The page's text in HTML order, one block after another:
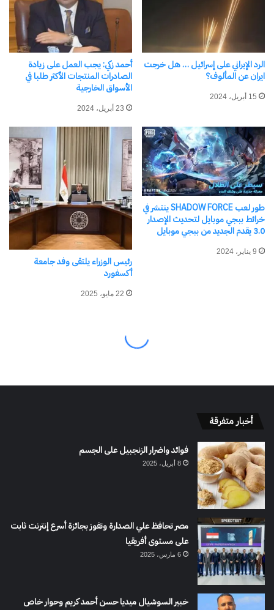
أخبار متفرقة
فوائد واضرار الزنجبيل على الجسم
8 أبريل، 2025
مصر تحافظ علي الصدارة وتفوز بجائزة أسرع إنترنت ثابت
على مستوى أفريقيا
6 مارس، 2025
خبير السوشيال ميديا حسن أحمد كريم وحوار خاص